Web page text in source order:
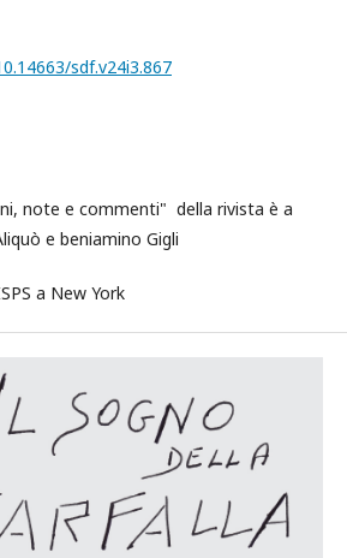
sdf.v24i3.867
note e commenti" della rivista è a
e beniamino Gigli
a New York